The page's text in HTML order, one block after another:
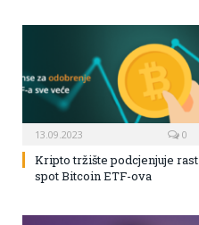
13.09.2023 0
Kripto tržište podcjenjuje rast
spot Bitcoin ETF-ova